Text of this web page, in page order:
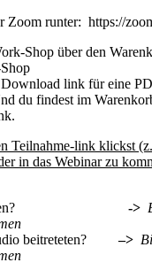
Zoom runter: https://
Shop über den
link für eine
du findest im
Teilnahme-link klickst
in das Webinar zu
->
beitreteten?
–>